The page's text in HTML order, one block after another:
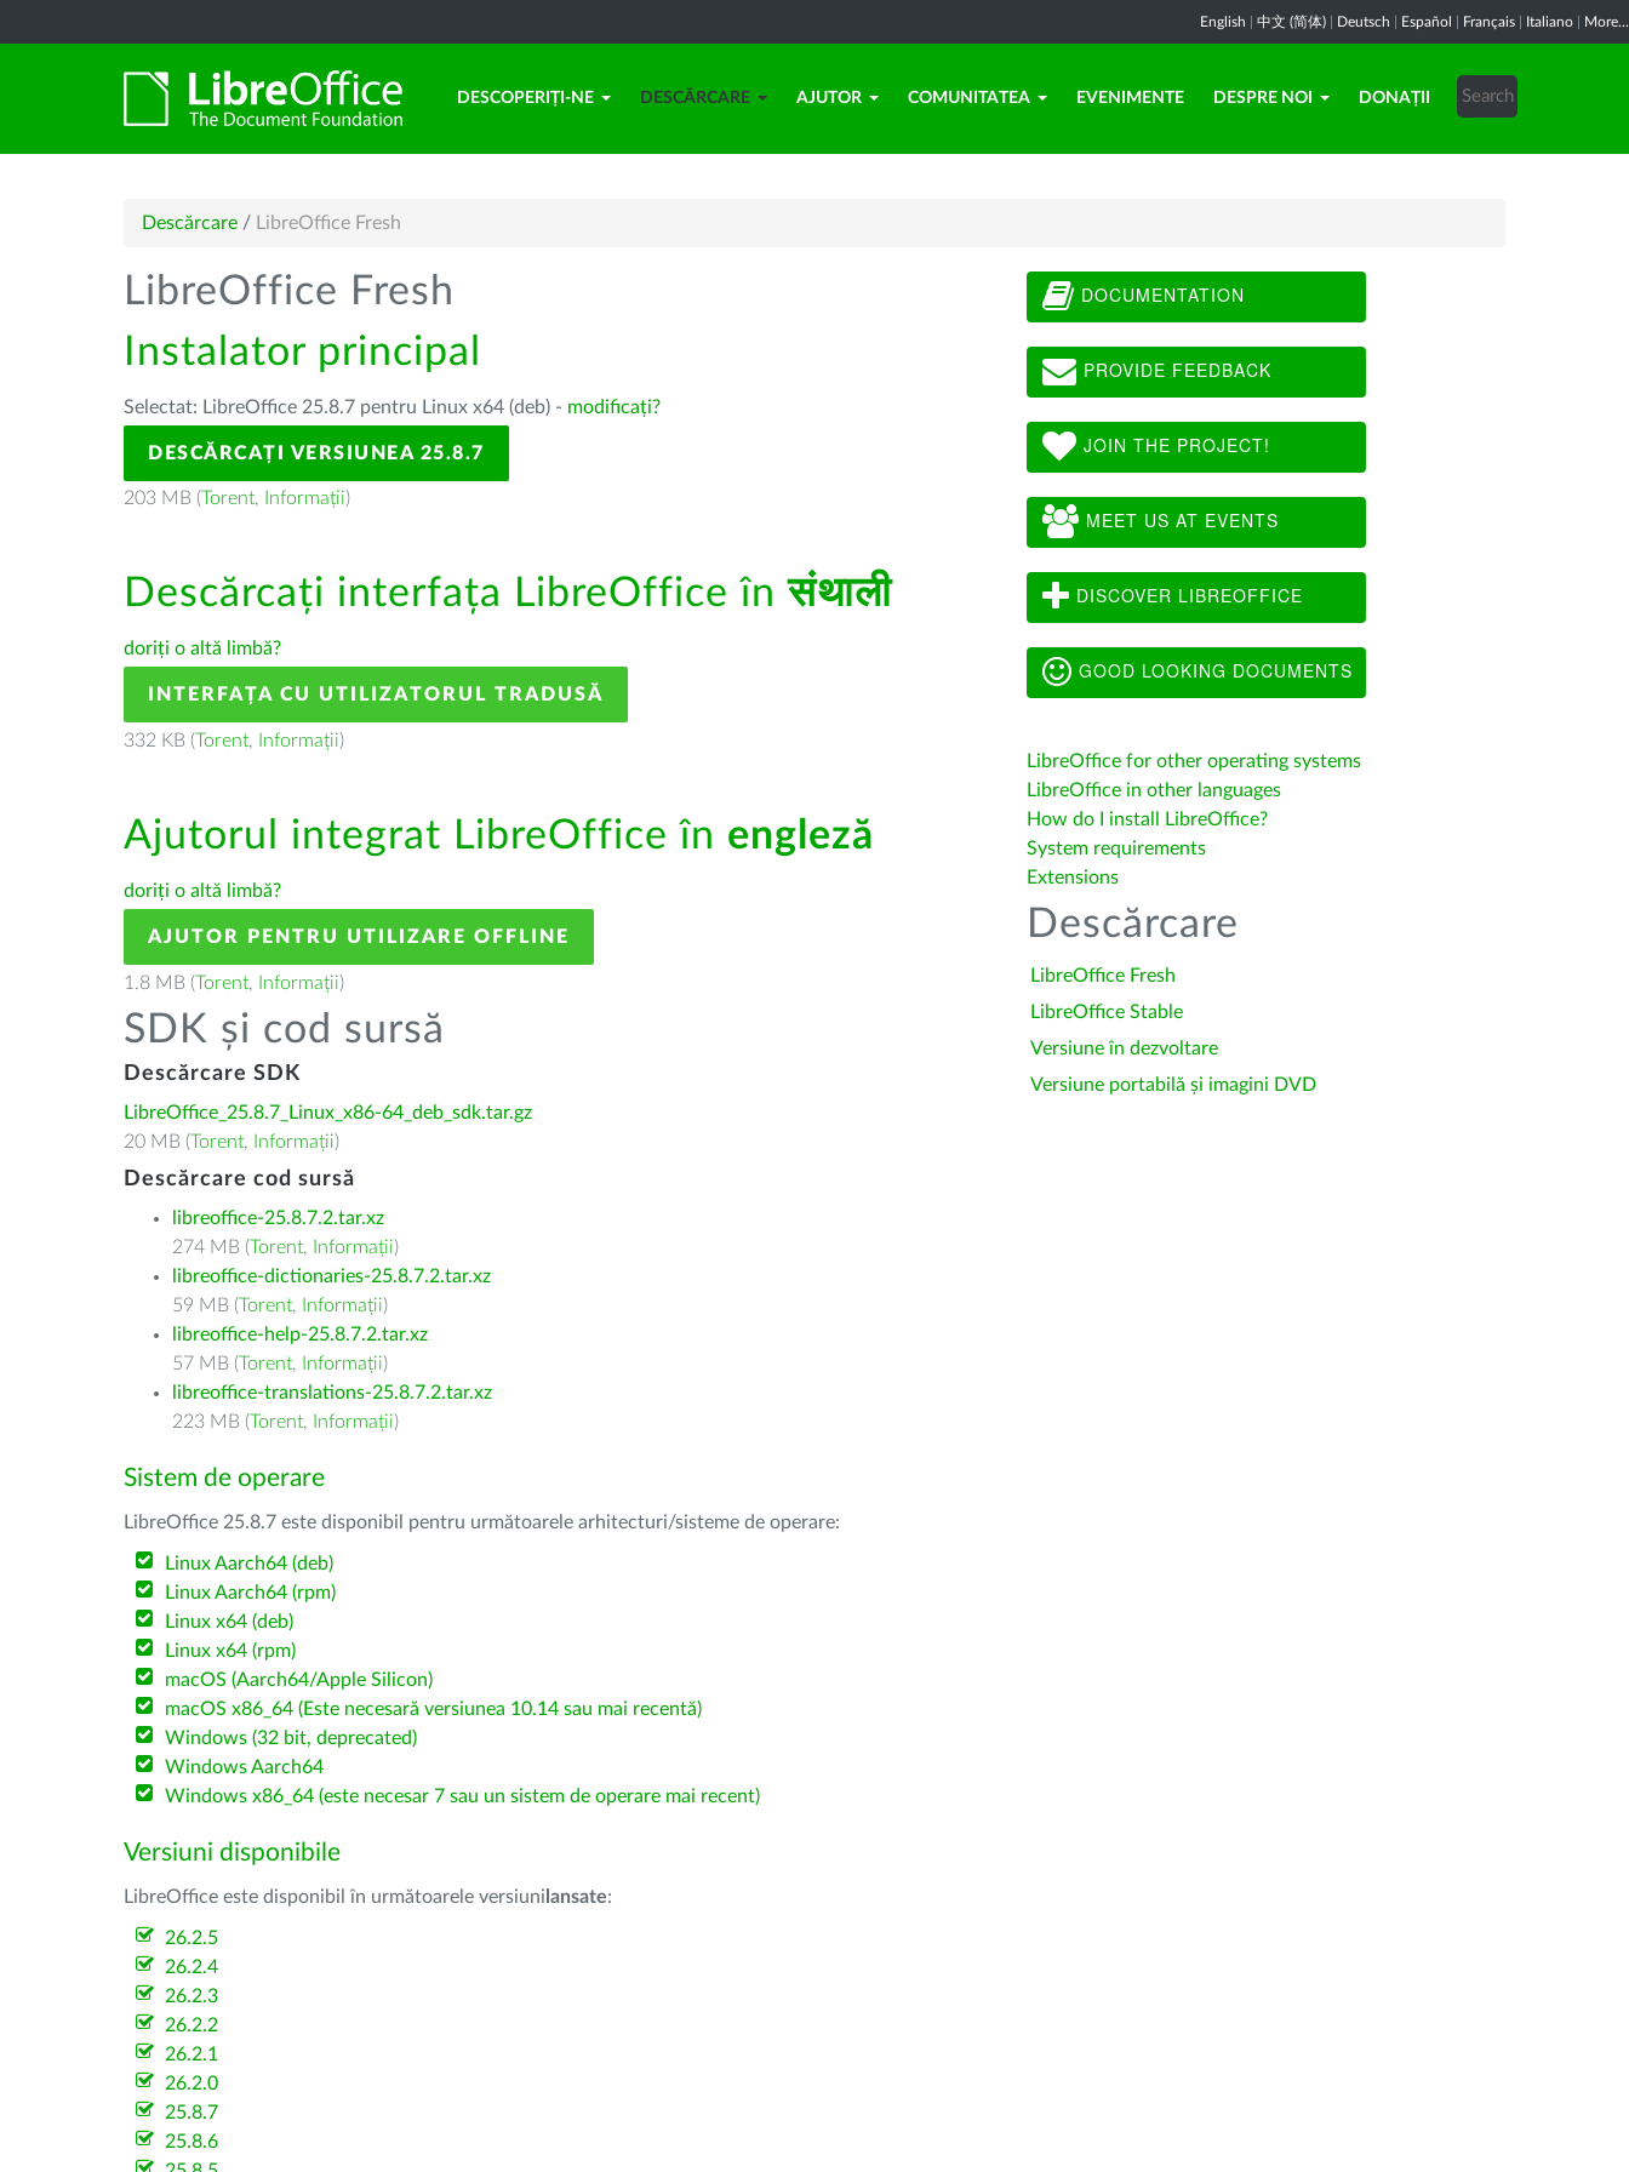
English 中文 (简体) Deutsch Español Français Italiano More...
DESCOPERIȚI-NE DESCĂRCARE AJUTOR COMUNITATEA EVENIMENTE DESPRE NOI DONAȚII
Descărcare / LibreOffice Fresh
LibreOffice Fresh
Instalator principal
Selectat: LibreOffice 25.8.7 pentru Linux x64 (deb) - modificați?
DESCĂRCAȚI VERSIUNEA 25.8.7
203 MB (Torent, Informații)
Descărcați interfața LibreOffice înसंथाली
doriți o altă limbă?
INTERFAȚA CU UTILIZATORUL TRADUSĂ
332 KB (Torent, Informații)
Ajutorul integrat LibreOffice în engleză
doriți o altă limbă?
AJUTOR PENTRU UTILIZARE OFFLINE
1.8 MB (Torent, Informații)
SDK și cod sursă
Descărcare SDK
LibreOffice_25.8.7_Linux_x86-64_deb_sdk.tar.gz
20 MB (Torent, Informații)
Descărcare cod sursă
libreoffice-25.8.7.2.tar.xz
274 MB (Torent, Informații)
libreoffice-dictionaries-25.8.7.2.tar.xz
59 MB (Torent, Informații)
libreoffice-help-25.8.7.2.tar.xz
57 MB (Torent, Informații)
libreoffice-translations-25.8.7.2.tar.xz
223 MB (Torent, Informații)
Sistem de operare
LibreOffice 25.8.7 este disponibil pentru următoarele arhitecturi/sisteme de operare:
Linux Aarch64 (deb)
Linux Aarch64 (rpm)
Linux x64 (deb)
Linux x64 (rpm)
macOS (Aarch64/Apple Silicon)
macOS x86_64 (Este necesară versiunea 10.14 sau mai recentă)
Windows (32 bit, deprecated)
Windows Aarch64
Windows x86_64 (este necesar 7 sau un sistem de operare mai recent)
Versiuni disponibile
LibreOffice este disponibil în următoarele versiuni lansate:
26.2.5
26.2.4
26.2.3
26.2.2
26.2.1
26.2.0
25.8.7
25.8.6
DOCUMENTATION
PROVIDE FEEDBACK
JOIN THE PROJECT!
MEET US AT EVENTS
DISCOVER LIBREOFFICE
GOOD LOOKING DOCUMENTS
LibreOffice for other operating systems
LibreOffice in other languages
How do I install LibreOffice?
System requirements
Extensions
Descărcare
LibreOffice Fresh
LibreOffice Stable
Versiune în dezvoltare
Versiune portabilă și imagini DVD